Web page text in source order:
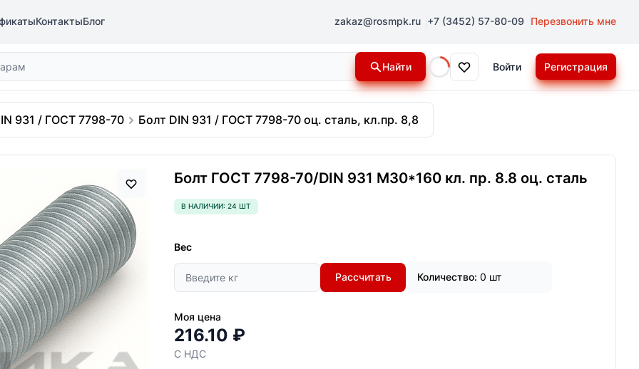
КонтактыБлог zakaz@rosmpk.ru +7 (3452) 57-80-09 Перезвонить мне
Найти
Loading...
Войти Регистрация
931 / ГОСТ 7798-70 Болт DIN 931 / ГОСТ 7798-70 оц. сталь, кл.пр. 8,8
Болт ГОСТ 7798-70/DIN 931 М30*160 кл. пр. 8.8 оц. сталь
В НАЛИЧИИ: 24 ШТ
Вес
Рассчитать Количество: 0 шт
Моя цена
216.10 ₽
С НДС